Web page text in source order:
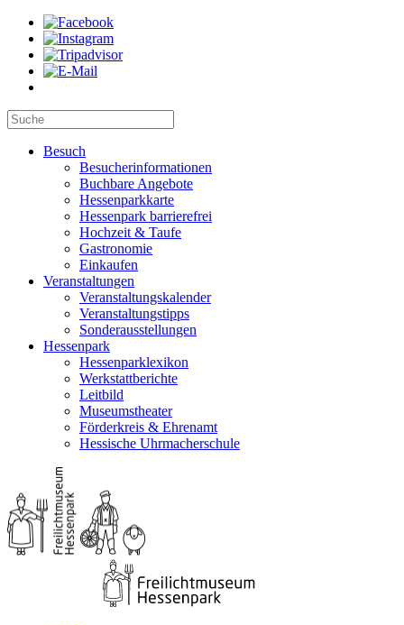
Besuch
Besucherinformationen
Buchbare Angebote
Hessenparkkarte
Hessenpark barrierefrei
Hochzeit & Taufe
Gastronomie
Einkaufen
Veranstaltungen
Veranstaltungskalender
Veranstaltungstipps
Sonderausstellungen
Hessenpark
Hessenparklexikon
Werkstattberichte
Leitbild
Museumstheater
Förderkreis & Ehrenamt
Hessische Uhrmacherschule